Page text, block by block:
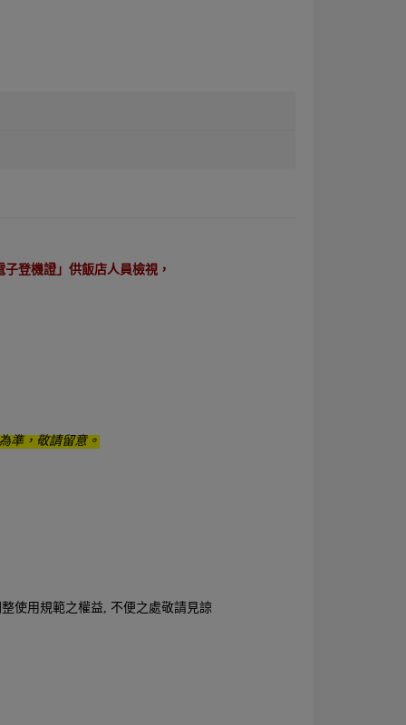
登機證」供飯店人員檢視 ，
準，敬請留意。
使用規範之權益, 不便之處敬請見諒